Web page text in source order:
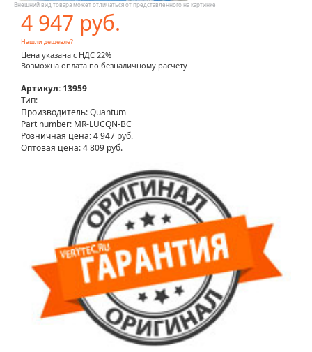
Внешний вид товара может отличаться от представленного на картинке
4 947 руб.
Нашли дешевле?
Цена указана с НДС 22%
Возможна оплата по безналичному расчету
Артикул: 13959
Тип:
Производитель: Quantum
Part number: MR-LUCQN-BC
Розничная цена:4 947 руб.
Оптовая цена: 4 809 руб.